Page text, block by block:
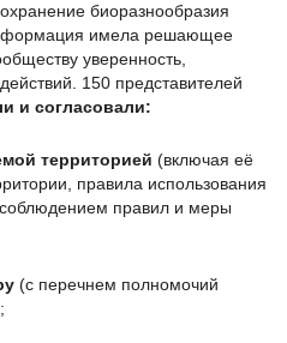
биоразнообразия
имела решающее
уверенность,
150 представителей
и согласовали:
территорией (включая её
правила использования
правил и меры
у (с перечнем полномочий